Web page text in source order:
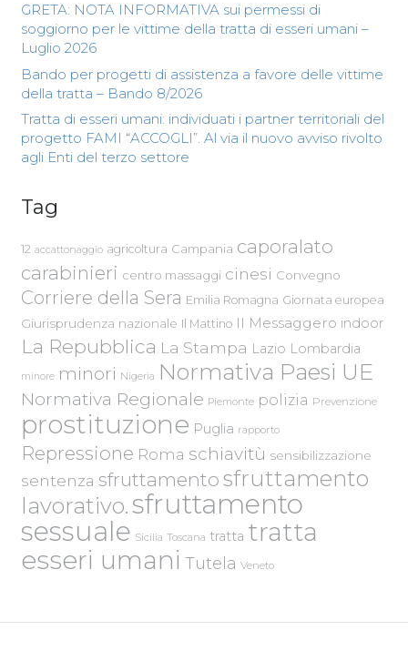
GRETA: NOTA INFORMATIVA sui permessi di
soggiorno per le vittime della tratta di esseri umani –
Luglio 2026
Bando per progetti di assistenza a favore delle vittime
della tratta – Bando 8/2026
Tratta di esseri umani: individuati i partner territoriali del
progetto FAMI “ACCOGLI”. Al via il nuovo avviso rivolto
agli Enti del terzo settore
Tag
12 accattonaggio agricoltura Campania caporalato
carabinieri centro massaggi cinesi Convegno
Corriere della Sera Emilia Romagna Giornata europea
Giurisprudenza nazionale Il Mattino Il Messaggero indoor
La Repubblica La Stampa Lazio Lombardia
minore minori Nigeria Normativa Paesi UE
Normativa Regionale Piemonte polizia Prevenzione
prostituzione Puglia rapporto
Repressione Roma schiavitù sensibilizzazione
sentenza sfruttamento sfruttamento
lavorativo.sfruttamento
sessuale Sicilia Toscana tratta tratta
esseri umani Tutela Veneto